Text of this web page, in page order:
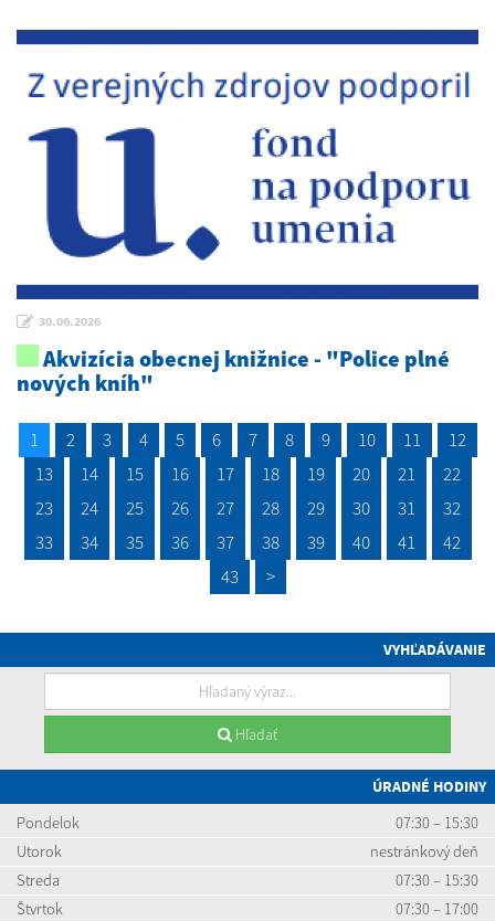
30.06.2026
Akvizícia obecnej knižnice - "Police plné
nových kníh"
1 2 3 4 5 6 7 8 9 10 11
12
13
14 15 16 17 18 19 20 21
22
23
24 25 26 27 28 29 30 31
32
33
34 35 36 37 38 39 40 41
42
43
>
VYHĽADÁVANIE
Hľadať
ÚRADNÉ HODINY
Pondelok
07:30 – 15:30
Utorok
nestránkový deň
Streda
07:30 – 15:30
Štvrtok
07:30 – 17:00